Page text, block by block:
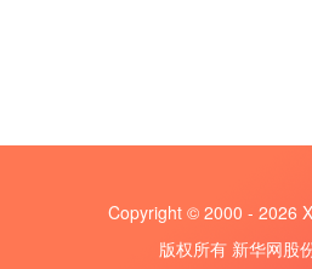
Copyright © 2000 - 2026
版权所有 新华网股